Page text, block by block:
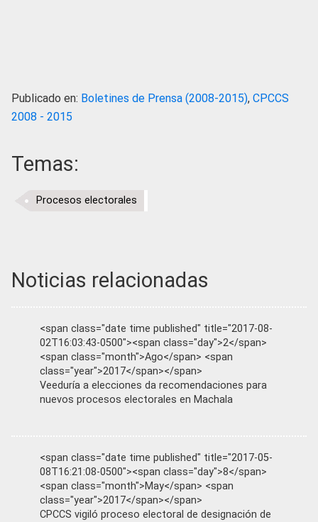
Publicado en: Boletines de Prensa (2008-2015), CPCCS
2008 - 2015
Temas:
Procesos electorales
Noticias relacionadas
<span class="date time published" title="2017-08-
02T16:03:43-0500"><span class="day">2</span>
<span class="month">Ago</span> <span
class="year">2017</span></span>
Veeduría a elecciones da recomendaciones para
nuevos procesos electorales en Machala
<span class="date time published" title="2017-05-
08T16:21:08-0500"><span class="day">8</span>
<span class="month">May</span> <span
class="year">2017</span></span>
CPCCS vigiló proceso electoral de designación de